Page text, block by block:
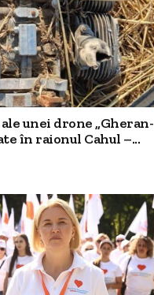
unei drone „Gheran-
în raionul Cahul –...